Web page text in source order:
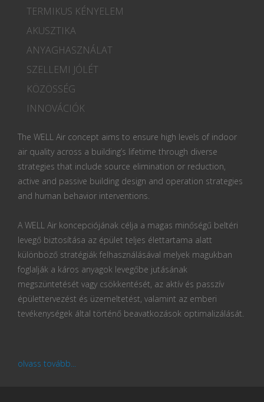
TERMIKUS KÉNYELEM
AKUSZTIKA
ANYAGHASZNÁLAT
SZELLEMI JÓLÉT
KÖZÖSSÉG
INNOVÁCIÓK
The WELL Air concept aims to ensure high levels of indoor
air quality across a building’s lifetime through diverse
strategies that include source elimination or reduction,
active and passive building design and operation strategies
and human behavior interventions.
A WELL Air koncepciójának célja a magas minőségű beltéri
levegő biztosítása az épület teljes élettartama alatt
különböző stratégiák felhasználásával melyek magukban
foglalják a káros anyagok levegőbe jutásának
megszüntetését vagy csökkentését, az aktív és passzív
épülettervezést és üzemeltetést, valamint az emberi
tevékenységek által történő beavatkozások optimalizálását.
olvass tovább...